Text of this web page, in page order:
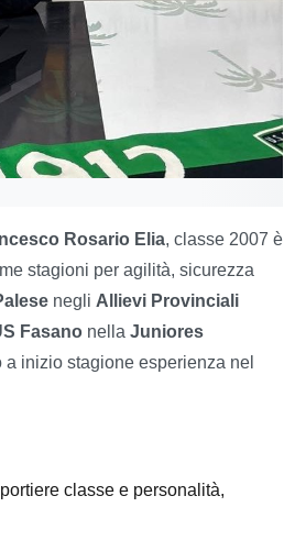
Rosario Elia, classe 2007 è
stagioni per agilità, sicurezza
negli Allievi Provinciali
Fasano nella Juniores
inizio stagione esperienza nel
classe e personalità,